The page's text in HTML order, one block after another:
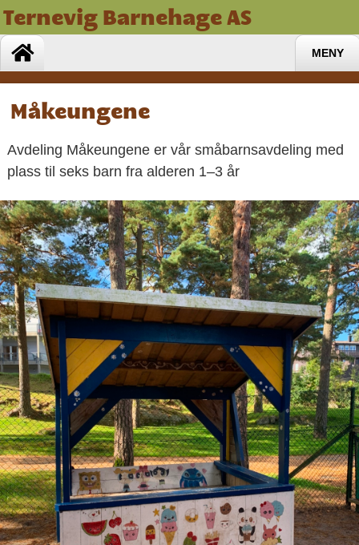
Ternevig Barnehage AS
MENY
Måkeungene
Avdeling Måkeungene er vår småbarnsavdeling med
plass til seks barn fra alderen 1–3 år